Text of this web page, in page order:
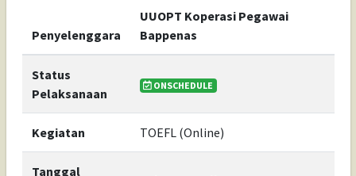
Penyelenggara
UUOPT Koperasi Pegawai
Bappenas
Status
Pelaksanaan
ONSCHEDULE
Kegiatan TOEFL (Online)
Tanggal